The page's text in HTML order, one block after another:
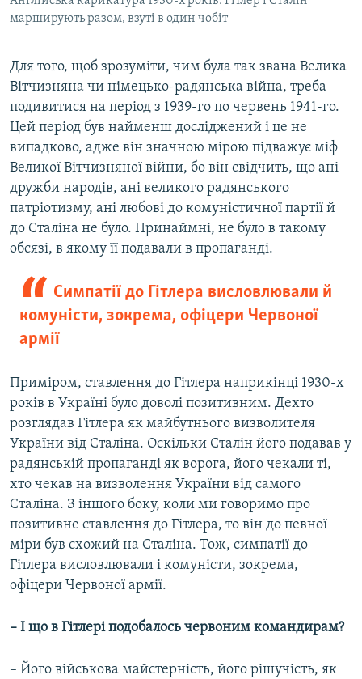
марширують разом, взуті в один чобіт
Для того, щоб зрозуміти, чим була так звана Велика
Вітчизняна чи німецько-радянська війна, треба
подивитися на період з 1939-го по червень 1941-го.
Цей період був найменш досліджений і це не
випадково, адже він значною мірою підважує міф
Великої Вітчизняної війни, бо він свідчить, що ані
дружби народів, ані великого радянського
патріотизму, ані любові до комуністичної партії й
до Сталіна не було. Принаймні, не було в такому
обсязі, в якому її подавали в пропаганді.
Симпатії до Гітлера висловлювали й
комуністи, зокрема, офіцери Червоної
армії
Приміром, ставлення до Гітлера наприкінці 1930-х
років в Україні було доволі позитивним. Дехто
розглядав Гітлера як майбутнього визволителя
України від Сталіна. Оскільки Сталін його подавав у
радянській пропаганді як ворога, його чекали ті,
хто чекав на визволення України від самого
Сталіна. З іншого боку, коли ми говоримо про
позитивне ставлення до Гітлера, то він до певної
міри був схожий на Сталіна. Тож, симпатії до
Гітлера висловлювали і комуністи, зокрема,
офіцери Червоної армії.
– І що в Гітлері подобалось червоним командирам?
– Його військова майстерність, його рішучість, як